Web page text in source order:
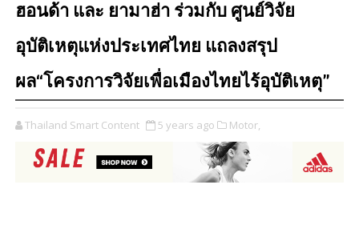
ฮอนด้า และ ยามาฮ่า ร่วมกับ ศูนย์วิจัย
อุบัติเหตุแห่งประเทศไทย แถลงสรุป
ผล“โครงการวิจัยเพื่อเมืองไทยไร้อุบัติเหตุ”
Thailand Smart Content 5 years ago Motor,